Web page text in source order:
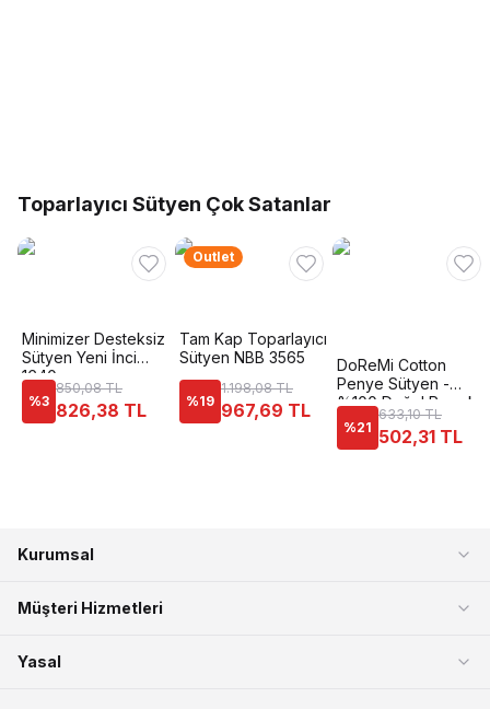
Toparlayıcı Sütyen Çok Satanlar
Minimizer Desteksiz
Sütyen Yeni İnci
1640
%3
850,08 TL
826,38 TL
Outlet
Tam Kap Toparlayıcı
Sütyen NBB 3565
%19
1.198,08 TL
967,69 TL
DoReMi Cotton
Penye Sütyen -
%100 Doğal Pamuk
%21
633,10 TL
502,31 TL
Kurumsal
Müşteri Hizmetleri
Yasal